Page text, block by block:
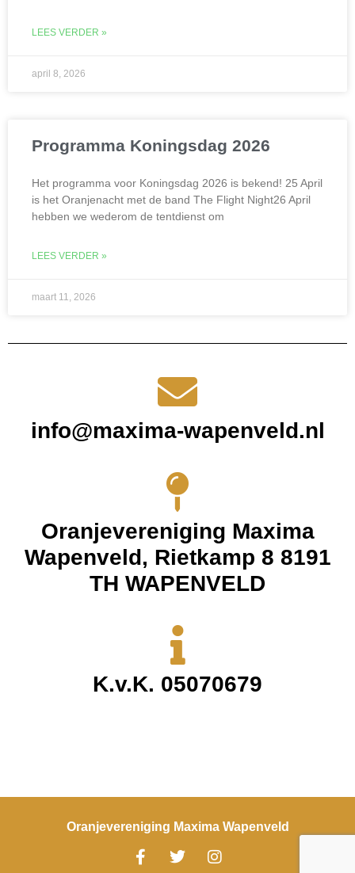
LEES VERDER »
april 8, 2026
Programma Koningsdag 2026
Het programma voor Koningsdag 2026 is bekend! 25 April
is het Oranjenacht met de band The Flight Night26 April
hebben we wederom de tentdienst om
LEES VERDER »
maart 11, 2026
info@maxima-wapenveld.nl
Oranjevereniging Maxima
Wapenveld, Rietkamp 8 8191
TH WAPENVELD
K.v.K. 05070679
Oranjevereniging Maxima Wapenveld